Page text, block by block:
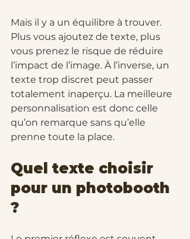
Mais il y a un équilibre à trouver.
Plus vous ajoutez de texte, plus
vous prenez le risque de réduire
l’impact de l’image. À l’inverse, un
texte trop discret peut passer
totalement inaperçu. La meilleure
personnalisation est donc celle
qu’on remarque sans qu’elle
prenne toute la place.
Quel texte choisir
pour un photobooth
?